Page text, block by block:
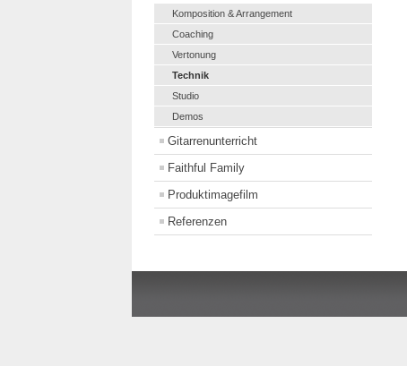
Komposition & Arrangement
Coaching
Vertonung
Technik
Studio
Demos
Gitarrenunterricht
Faithful Family
Produktimagefilm
Referenzen